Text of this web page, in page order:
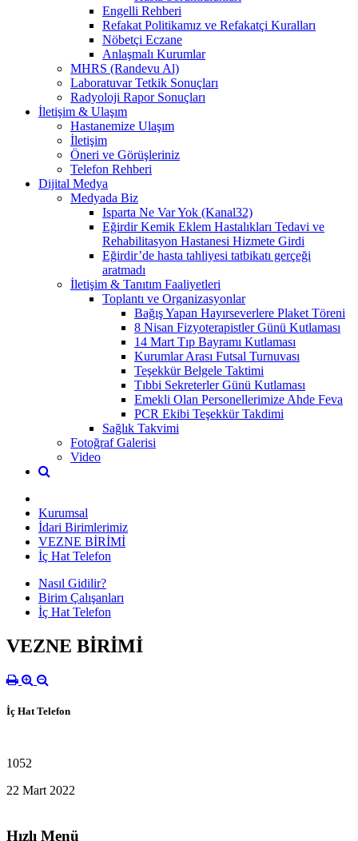
Engelli Rehberi
Refakat Politikamız ve Refakatçi Kuralları
Nöbetçi Eczane
Anlaşmalı Kurumlar
MHRS (Randevu Al)
Laboratuvar Tetkik Sonuçları
Radyoloji Rapor Sonuçları
İletişim & Ulaşım
Hastanemize Ulaşım
İletişim
Öneri ve Görüşleriniz
Telefon Rehberi
Dijital Medya
Medyada Biz
Isparta Ne Var Yok (Kanal32)
Eğirdir Kemik Eklem Hastalıkları Tedavi ve
Rehabilitasyon Hastanesi Hizmete Girdi
Eğirdir’de hasta tahliyesi tatbikatı gerçeği
aratmadı
İletişim & Tanıtım Faaliyetleri
Toplantı ve Organizasyonlar
Bağış Yapan Hayırseverlere Plaket Töreni
8 Nisan Fizyoterapistler Günü Kutlaması
14 Mart Tıp Bayramı Kutlaması
Kurumlar Arası Futsal Turnuvası
Teşekkür Belgele Taktimi
Tıbbi Sekreterler Günü Kutlaması
Emekli Olan Personellerimize Ahde Feva
PCR Ekibi Teşekkür Takdimi
Sağlık Takvimi
Fotoğraf Galerisi
Video
Kurumsal
İdari Birimlerimiz
VEZNE BİRİMİ
İç Hat Telefon
Nasıl Gidilir?
Birim Çalışanları
İç Hat Telefon
VEZNE BİRİMİ
İç Hat Telefon
1052
22 Mart 2022
Hızlı Menü